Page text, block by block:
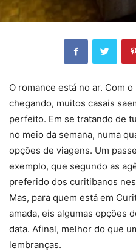
O romance está no ar. Com
chegando, muitos casais
perfeito. Em se tratando de
no meio da semana, numa
opções de viagens. Um
exemplo, que segundo as
preferido dos curitibanos
Mas, para quem está em
amada, eis algumas opções
data. Afinal, melhor do que
lembranças.